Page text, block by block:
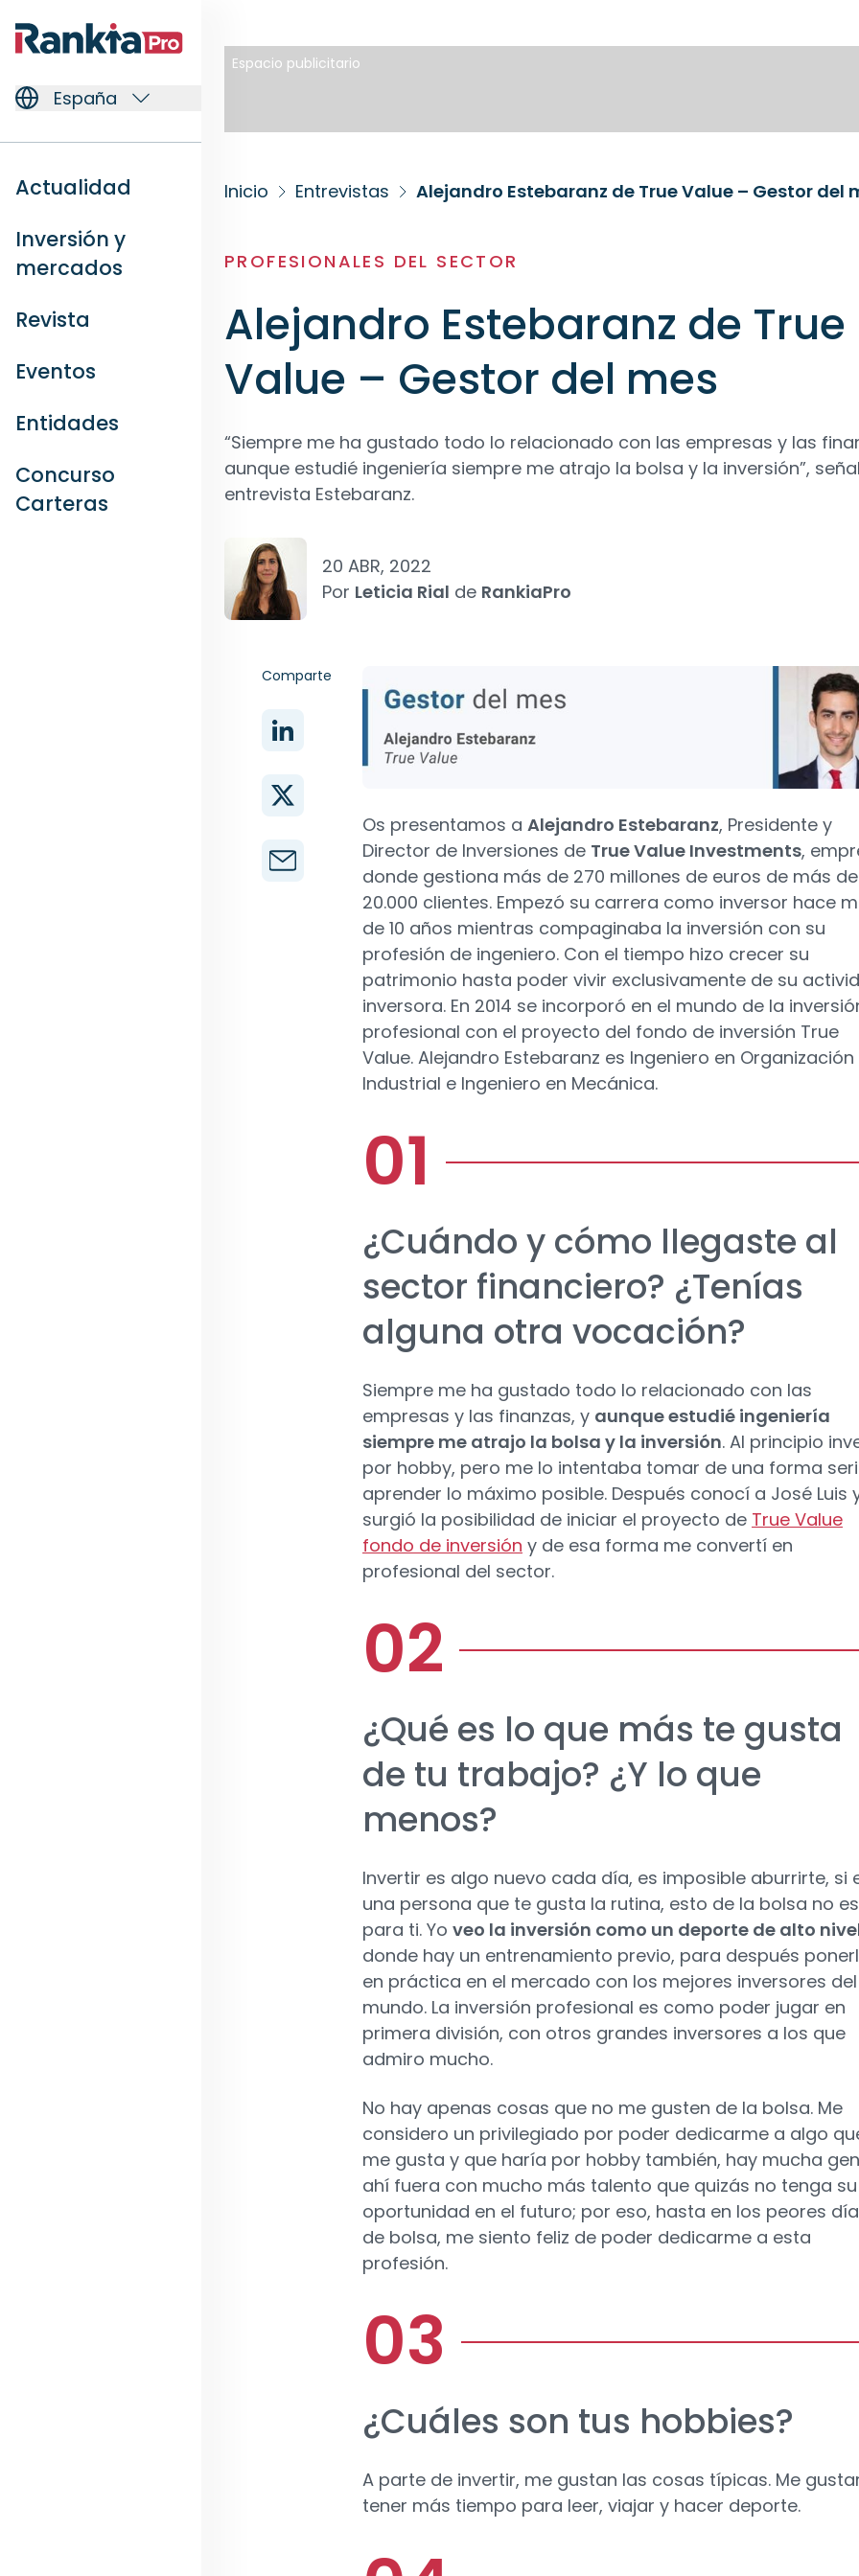
España
Actualidad
Inversión y
mercados
Revista
Eventos
Entidades
Concurso
Carteras
Espacio publicitario
Inicio Entrevistas Alejandro Estebaranz de True Value – Gestor del
PROFESIONALES DEL SECTOR
Alejandro Estebaranz de True
Value – Gestor del mes
“Siempre me ha gustado todo lo relacionado con las empresas y las
aunque estudié ingeniería siempre me atrajo la bolsa y la inversión”,
entrevista Estebaranz.
20 ABR, 2022
Por Leticia Rial de RankiaPro
Comparte
Os presentamos a Alejandro Estebaranz, Presidente y
Director de Inversiones de True Value Investments,
donde gestiona más de 270 millones de euros de más de
20.000 clientes. Empezó su carrera como inversor hace
de 10 años mientras compaginaba la inversión con su
profesión de ingeniero. Con el tiempo hizo crecer su
patrimonio hasta poder vivir exclusivamente de su
inversora. En 2014 se incorporó en el mundo de la
profesional con el proyecto del fondo de inversión True
Value. Alejandro Estebaranz es Ingeniero en Organización
Industrial e Ingeniero en Mecánica.
¿Cuándo y cómo llegaste al
sector financiero? ¿Tenías
alguna otra vocación?
Siempre me ha gustado todo lo relacionado con las
empresas y las finanzas, y aunque estudié ingeniería
siempre me atrajo la bolsa y la inversión. Al principio
por hobby, pero me lo intentaba tomar de una forma
aprender lo máximo posible. Después conocí a José Luis
surgió la posibilidad de iniciar el proyecto de True Value
fondo de inversión y de esa forma me convertí en
profesional del sector.
¿Qué es lo que más te gusta
de tu trabajo? ¿Y lo que
menos?
Invertir es algo nuevo cada día, es imposible aburrirte, si
una persona que te gusta la rutina, esto de la bolsa no es
para ti. Yo veo la inversión como un deporte de alto
donde hay un entrenamiento previo, para después
en práctica en el mercado con los mejores inversores del
mundo. La inversión profesional es como poder jugar en
primera división, con otros grandes inversores a los que
admiro mucho.
No hay apenas cosas que no me gusten de la bolsa. Me
considero un privilegiado por poder dedicarme a algo
me gusta y que haría por hobby también, hay mucha
ahí fuera con mucho más talento que quizás no tenga su
oportunidad en el futuro; por eso, hasta en los peores
de bolsa, me siento feliz de poder dedicarme a esta
profesión.
¿Cuáles son tus hobbies?
A parte de invertir, me gustan las cosas típicas. Me
tener más tiempo para leer, viajar y hacer deporte.